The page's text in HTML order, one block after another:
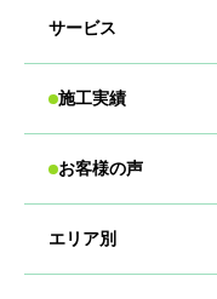
サービス
施工実績
お客様の声
エリア別